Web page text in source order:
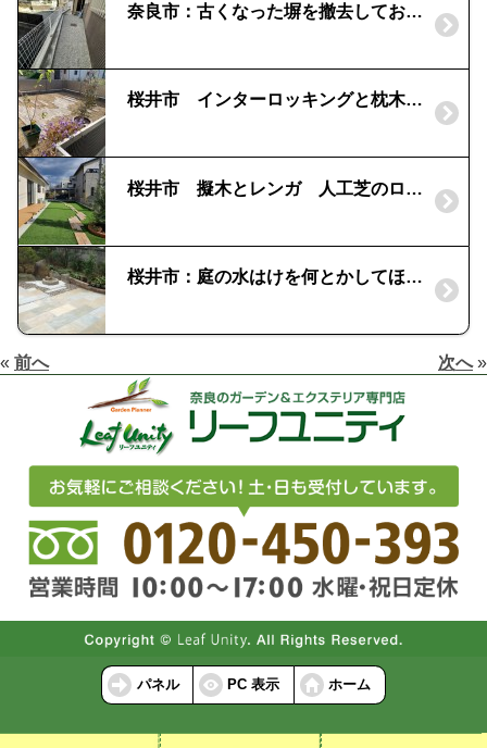
奈良市：古くなった塀を撤去してお悩み解決
桜井市 インターロッキングと枕木でローメンテナンスのお庭
桜井市 擬木とレンガ 人工芝のローメンテナンスなお庭
桜井市：庭の水はけを何とかしてほしい！|石貼りと水鉢で和洋折衷ガーデン
« 前へ 次へ»
パネル PC 表示 ホーム